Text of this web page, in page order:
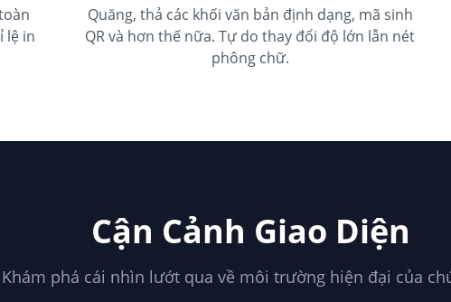
lệ in
Quăng, thả các khối văn bản định dạng, mã sinh
QR và hơn thế nữa. Tự do thay đổi độ lớn lẫn nét
phông chữ.
Cận Cảnh Giao Diện
Khám phá cái nhìn lướt qua về môi trường hiện đại của